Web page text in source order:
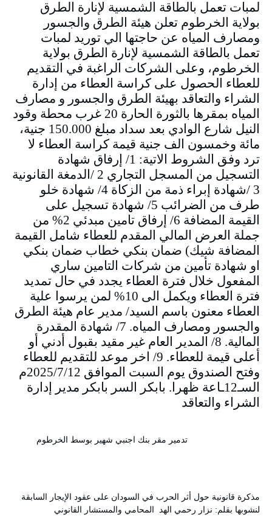
لمبات تعمل بالطاقة الشمسية لإنارة الطرق
بولاية الخرطوم تعلن هيئة الطرق والجسور
ومصارف المياه عن حاجتها الي توريد لمبات
تعمل بالطاقة الشمسية لإنارة الطرق بولاية
الخرطوم، وعلى الشركات الراغبة في التقديم
للعطاء الحصول على كراسة العطاء من إدارة
الشراء والتعاقد بهيئة الطرق والجسور و مصارف
المياه بمقرها بالثورة الحارة 20 غرب محطة وقود
النيل شارع الوادي بعد سداد مبلغ 150.000 جنية،
مائة وخمسون الف جنية قيمة كراسة العطاء لا
ترد وفق الشروط الاتية: 1/ إرفاق شهادة
التسجيل من المسجل التجاري 2 /الدمغة القانونية
3 /شهادة إبراء ذمة من الزكاة 4/ شهادة خلو
طرف من الضرائب 5/ شهادة تسجيل على
القيمة المضافة 6/ إرفاق تامين مبدئي 2% من
جملة العرض المالي المقدم للعطاء شامل القيمة
المضافة شيك) ضمان بنكي خطاب ضمان بنكي
او شهادة تأمين من شركات التامين ساري
المفعول خلال فترة العطاء يجدد في حال تمديد
فترة العطاء ويكمل الى 10% لمن يرسوا علية
العطاء معنون باسم السيد/ مدير عام هيئة الطرق
والجسور ومصارف المياه. 7/ شهادة المقدرة
المالية. 8/ المدير العام غير مقيد بقبول أدني أو
أعلى قيمة للعطاء. 9/ اخر موعد للتقديم للعطاء
وفتح الصندوق يوم السبت الموافق 2025/7/12م
السـ12ـاعة ظهرا. بابكر السر بابكر مدير إدارة
الشراء والتعاقد
تدمير مقر بنك اجنبي شهير بوسط الخرطوم
مذكرة قانونية حول أثر الحرب في السودان على عقود الإيجار السابقة
لنشوبها بقلم: نزار رحمي الهد المحامي والمستشار القانوني